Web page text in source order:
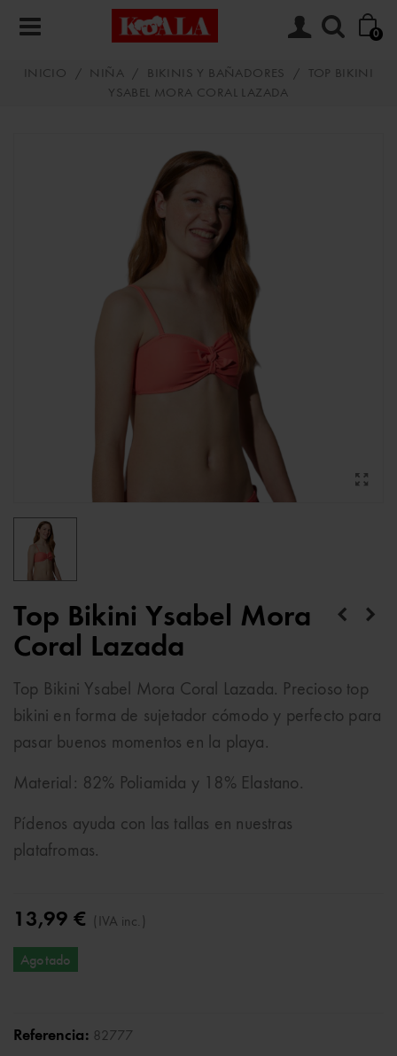
0
INICIO / NIÑA / BIKINIS Y BAÑADORES /
TOP BIKINI
YSABEL MORA CORAL LAZADA
Top Bikini Ysabel Mora
Coral Lazada
Top Bikini Ysabel Mora Coral Lazada. Precioso top
bikini en forma de sujetador cómodo y perfecto para
pasar buenos momentos en la playa.
Material: 82% Poliamida y 18% Elastano.
Pídenos ayuda con las tallas en nuestras
platafromas.
13,99 € (IVA inc.)
Agotado
Referencia: 82777